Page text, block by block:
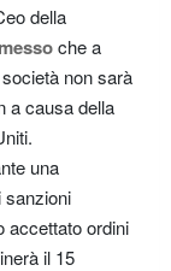
della
che a
non sarà
a causa della
una
sanzioni
accettato ordini
il 15